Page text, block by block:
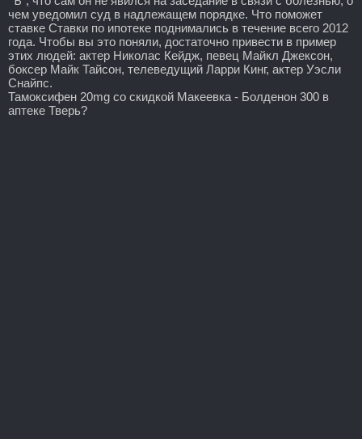
чем уведомил суд в надлежащем порядке. Что поможет
ставке Ставки по ипотеке поднимались в течение всего 2012
года. Чтобы вы это поняли, достаточно привести в пример
этих людей: актер Николас Кейдж, певец Майкл Джексон,
боксер Майк Тайсон, телеведущий Ларри Кинг, актер Уэсли
Снайпс.
Тамоксифен 20mg со скидкой Макеевка - Болденон 300 в
аптеке Тверь?